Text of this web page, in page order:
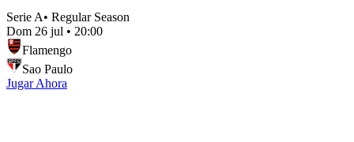
Serie A• Regular Season
Dom 26 jul • 20:00
Flamengo
Sao Paulo
Jugar Ahora